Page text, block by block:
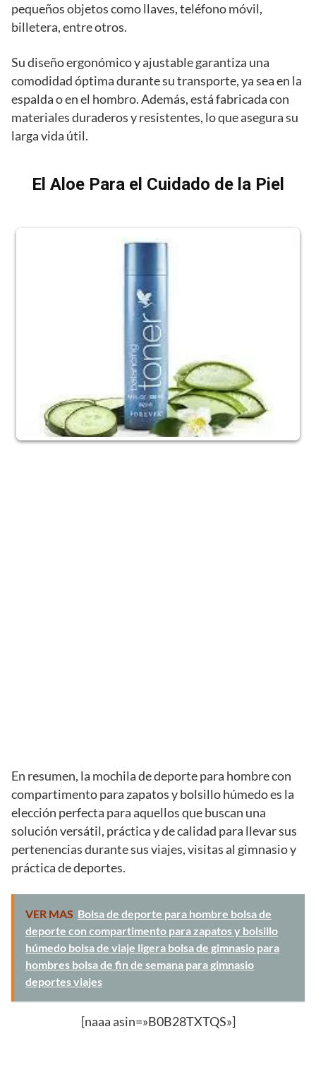
pequeños objetos como llaves, teléfono móvil,
billetera, entre otros.
Su diseño ergonómico y ajustable garantiza una
comodidad óptima durante su transporte, ya sea en la
espalda o en el hombro. Además, está fabricada con
materiales duraderos y resistentes, lo que asegura su
larga vida útil.
El Aloe Para el Cuidado de la Piel
En resumen, la mochila de deporte para hombre con
compartimento para zapatos y bolsillo húmedo es la
elección perfecta para aquellos que buscan una
solución versátil, práctica y de calidad para llevar sus
pertenencias durante sus viajes, visitas al gimnasio y
práctica de deportes.
VER MAS Bolsa de deporte para hombre bolsa de
deporte con compartimento para zapatos y bolsillo
húmedo bolsa de viaje ligera bolsa de gimnasio para
hombres bolsa de fin de semana para gimnasio
deportes viajes
[naaa asin=»B0B28TXTQS»]